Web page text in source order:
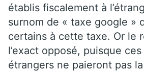
établis fiscalement à
surnom de « taxe google »
certains à cette taxe. Or le
l’exact opposé, puisque
étrangers ne paieront pas